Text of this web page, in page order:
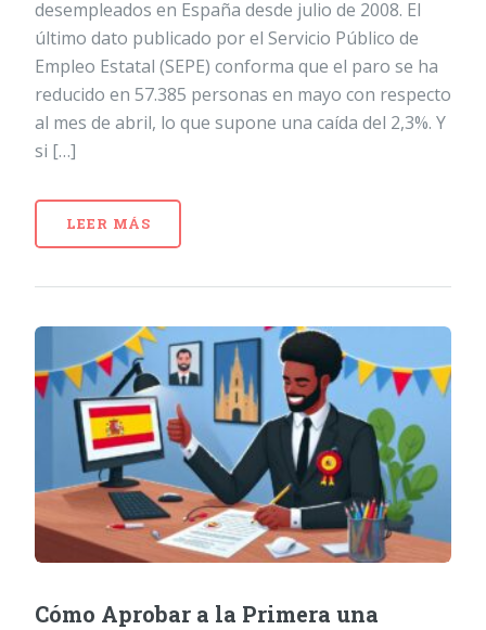
desempleados en España desde julio de 2008. El
último dato publicado por el Servicio Público de
Empleo Estatal (SEPE) conforma que el paro se ha
reducido en 57.385 personas en mayo con respecto
al mes de abril, lo que supone una caída del 2,3%. Y
si […]
LEER MÁS
Cómo Aprobar a la Primera una